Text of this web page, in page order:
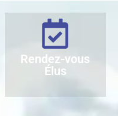
Rendez-vous
Élus